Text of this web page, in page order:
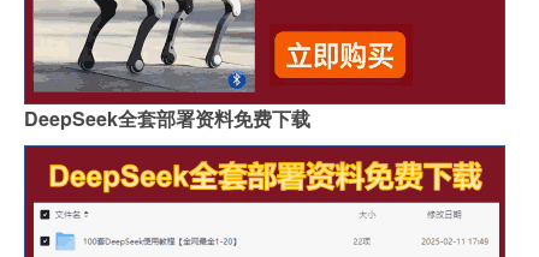
DeepSeek全套部署资料免费下载